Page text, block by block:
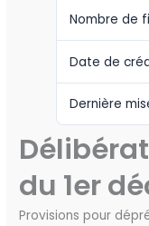
Nombre de
Date de
Dernière
du 1er
Provisions pour